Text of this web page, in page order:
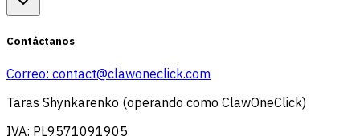
Contáctanos
Correo: contact@clawoneclick.com
Taras Shynkarenko (operando como ClawOneClick)
IVA: PL9571091905